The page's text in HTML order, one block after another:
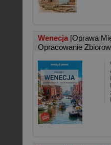
Wenecja [Oprawa
Opracowanie